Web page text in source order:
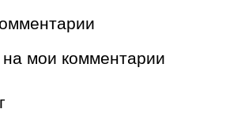
мои комментарии
г